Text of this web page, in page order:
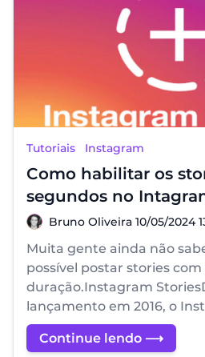
Tutoriais Instagram
Como habilitar os
segundos no
Bruno Oliveira
Bruno Oliveira 10/05/2024
Muita gente ainda não
possível postar stories
duração.Instagram
lançamento em 2016, o
Continue lendo ⟶